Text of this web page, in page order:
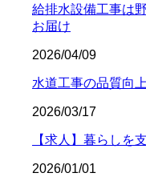
給排水設備工事は
お届け
2026/04/09
水道工事の品質向
2026/03/17
【求人】暮らしを
2026/01/01